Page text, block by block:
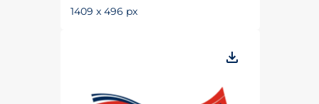
1409 x 496 px